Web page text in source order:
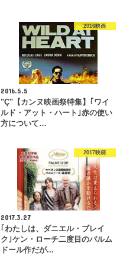
2016映画
2016.5.5
"Ç"【カンヌ映画祭特集】｢ワイ
ルド・アット・ハート｣赤の使い
方について…
2017映画
2017.3.27
｢わたしは、ダニエル・ブレイ
ク｣ケン・ローチ二度目のパルム
ドール作だが...